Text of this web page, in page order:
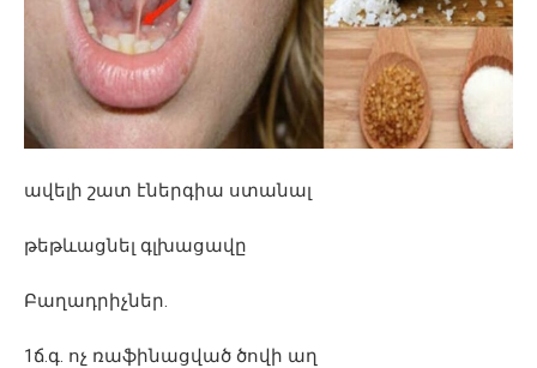
ավելի շատ էներգիա ստանալ
թեթևացնել գլխացավը
Բաղադրիչներ.
1ճ.գ. ոչ ռաֆինացված ծովի աղ